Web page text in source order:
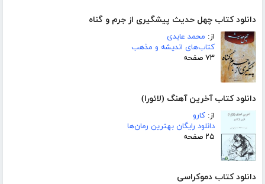
دانلود کتاب چهل حدیث پیشگیری از جرم و گناه
از: محمد عابدی
کتاب‌های اندیشه و مذهب
۷۳ صفحه
دانلود کتاب آخرین آهنگ (لائورا)
از: کارو
دانلود رایگان بهترین رمان‌ها
۲۵ صفحه
دانلود کتاب دموکراسی